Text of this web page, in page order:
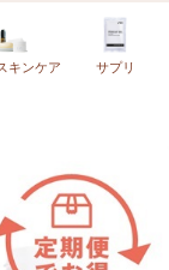
キンケア サプリ